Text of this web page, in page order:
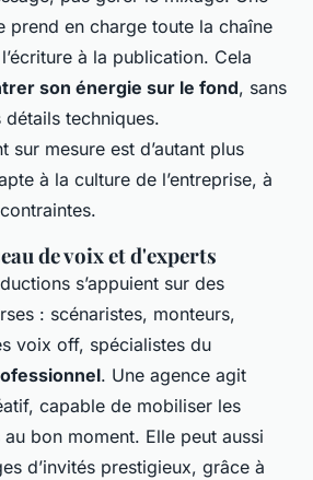
prend en charge toute la chaîne
à la publication. Cela
son énergie sur le fond, sans
techniques.
sur mesure est d’autant plus
à la culture de l’entreprise, à
de voix et d'experts
s’appuient sur des
: scénaristes, monteurs,
voix off, spécialistes du
. Une agence agit
capable de mobiliser les
bon moment. Elle peut aussi
d’invités prestigieux, grâce à